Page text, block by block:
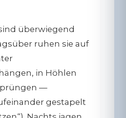
überwiegend
ruhen sie auf
in Höhlen
—
gestapelt